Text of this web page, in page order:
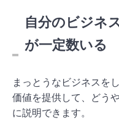
自分のビジネ
が一定数いる
まっとうなビジネスを
価値を提供して、どう
に説明できます。